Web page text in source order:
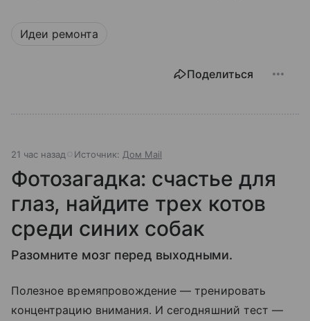
Идеи ремонта
Поделиться
21 час назад Источник: Дом Mail
Фотозагадка: счастье для
глаз, найдите трех котов
среди синих собак
Разомните мозг перед выходными.
Полезное времяпровождение — тренировать
концентрацию внимания. И сегодняшний тест —